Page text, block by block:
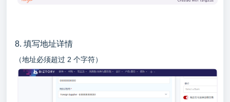
8. 填写地址详情
（地址必须超过 2 个字符）